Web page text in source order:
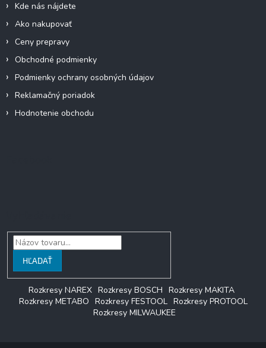
Kde nás nájdete
Ako nakupovať
Ceny prepravy
Obchodné podmienky
Podmienky ochrany osobných údajov
Reklamačný poriadok
Hodnotenie obchodu
HĽADAŤ
Rozkresy NAREX Rozkresy BOSCH Rozkresy MAKITA
Rozkresy METABO Rozkresy FESTOOL Rozkresy PROTOOL
Rozkresy MILWAUKEE